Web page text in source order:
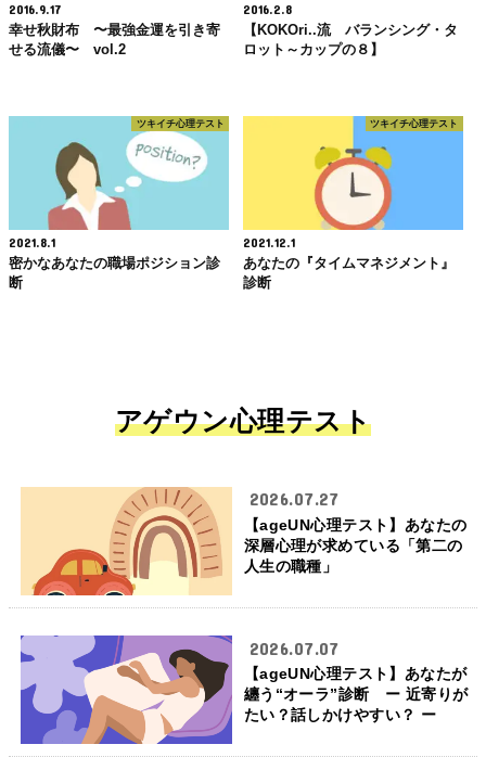
2016.9.17
幸せ秋財布 〜最強金運を引き寄
せる流儀〜 vol.2
2016.2.8
【KOKOri..流 バランシング・タ
ロット～カップの８】
ツキイチ心理テスト
2021.8.1
密かなあなたの職場ポジション診
断
ツキイチ心理テスト
2021.12.1
あなたの『タイムマネジメント』
診断
アゲウン心理テスト
2026.07.27
【ageUN心理テスト】あなたの
深層心理が求めている「第二の
人生の職種」
2026.07.07
【ageUN心理テスト】あなたが
纏う“オーラ”診断 ー 近寄りが
たい？話しかけやすい？ ー